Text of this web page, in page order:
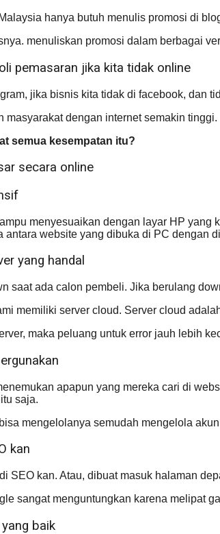
hanya butuh menulis promosi di
menuliskan promosi dalam berbagai
pemasaran jika kita tidak online
jika bisnis kita tidak di facebook, dan
masyarakat dengan internet semakin tinggi.
semua kesempatan itu?
secara online
menyesuaikan dengan layar HP
antara website yang dibuka di PC dengan
yang handal
saat ada calon pembeli. Jika berulang
memiliki server cloud. Server cloud
maka peluang untuk error jauh lebih
apapun yang mereka cari di
saja.
mengelolanya semudah mengelola
kan
SEO kan. Atau, dibuat masuk halaman
sangat menguntungkan karena melipat
baik